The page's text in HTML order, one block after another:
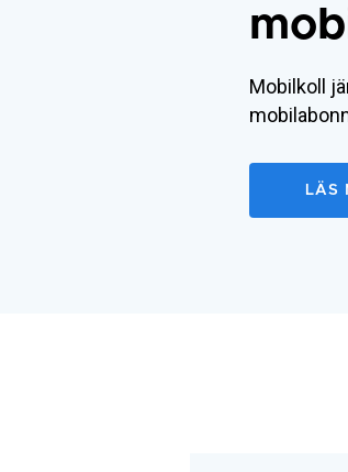
Mobilkoll
LÄS